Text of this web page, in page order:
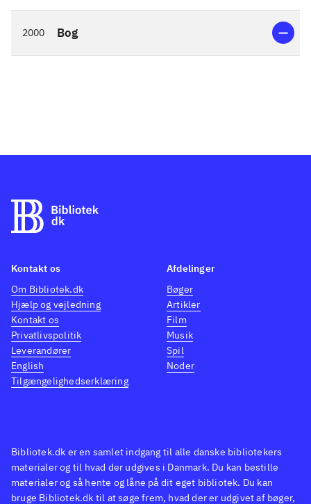
2000 Bog
Bibliotek.dk er en samlet indgang til alle danske bibliotekers
materialer og til hvad der udgives i Danmark. Du kan bestille
materialer og så hente og låne på dit eget bibliotek. Du kan
bruge Bibliotek.dk til at søge frem, hvad der er udgivet af bøger,
Kontakt os
Om Bibliotek.dk
Hjælp og vejledning
Kontakt os
Privatlivspolitik
Leverandører
English
Tilgængelighedserklæring
Afdelinger
Bøger
Artikler
Film
Musik
Spil
Noder